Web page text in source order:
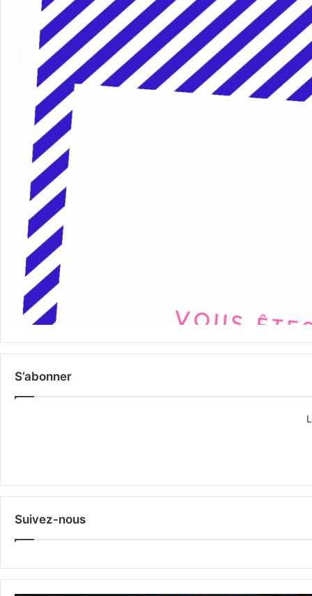
S’abonner
Suivez-nous